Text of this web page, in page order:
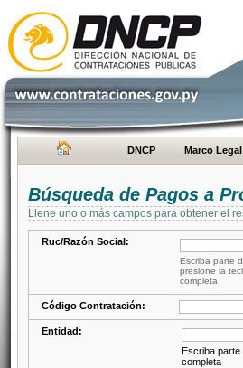
DNCP Marco Legal
Búsqueda de Pagos a
Llene uno o más campos para obtener el
Ruc/Razón Social:
Escriba parte
presione la
completa
Código Contratación:
Entidad:
Escriba parte
completa